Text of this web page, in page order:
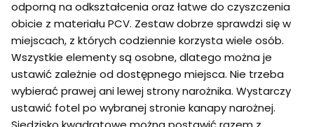
odporną na odkształcenia oraz łatwe do czyszczenia
obicie z materiału PCV. Zestaw dobrze sprawdzi się w
miejscach, z których codziennie korzysta wiele osób.
Wszystkie elementy są osobne, dlatego można je
ustawić zależnie od dostępnego miejsca. Nie trzeba
wybierać prawej ani lewej strony narożnika. Wystarczy
ustawić fotel po wybranej stronie kanapy narożnej.